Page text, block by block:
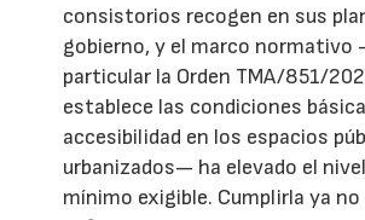
consistorios recogen en sus
gobierno, y el marco normativo
particular la Orden TMA/851/
establece las condiciones
accesibilidad en los espacios
urbanizados— ha elevado el
mínimo exigible. Cumplirla ya no